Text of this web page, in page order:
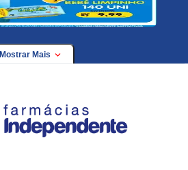
Mostrar Mais